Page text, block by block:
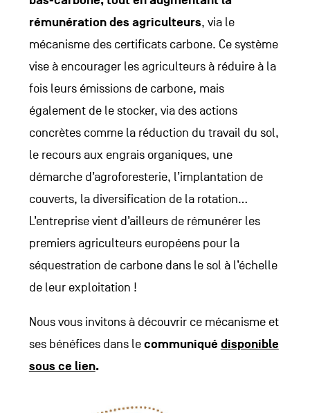
rémunération des agriculteurs, via le
mécanisme des certificats carbone. Ce système
vise à encourager les agriculteurs à réduire à la
fois leurs émissions de carbone, mais
également de le stocker, via des actions
concrètes comme la réduction du travail du sol,
le recours aux engrais organiques, une
démarche d’agroforesterie, l’implantation de
couverts, la diversification de la rotation…
L’entreprise vient d’ailleurs de rémunérer les
premiers agriculteurs européens pour la
séquestration de carbone dans le sol à l’échelle
de leur exploitation !
Nous vous invitons à découvrir ce mécanisme et
ses bénéfices dans lecommuniqué disponible
sous ce lien.